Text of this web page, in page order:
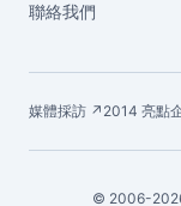
聯絡我們
媒體採訪 ↗ 2014 亮點
© 2006-